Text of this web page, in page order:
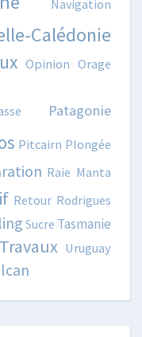
Navigation
Calédonie
Opinion Orage
Patagonie
Pitcairn Plongée
Raie Manta
Retour Rodrigues
Sucre Tasmanie
Travaux Uruguay